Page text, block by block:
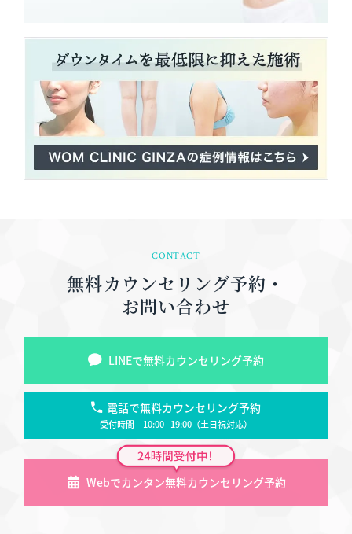
CONTACT
無料カウンセリング予約・
お問い合わせ
LINEで無料カウンセリング予約
電話で無料カウンセリング予約
受付時間 10:00 - 19:00（土日祝対応）
Webでカンタン無料カウンセリング予約